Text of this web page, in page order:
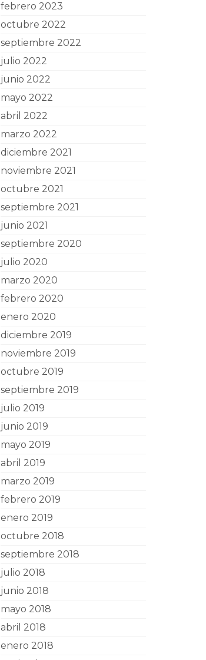
febrero 2023
octubre 2022
septiembre 2022
julio 2022
junio 2022
mayo 2022
abril 2022
marzo 2022
diciembre 2021
noviembre 2021
octubre 2021
septiembre 2021
junio 2021
septiembre 2020
julio 2020
marzo 2020
febrero 2020
enero 2020
diciembre 2019
noviembre 2019
octubre 2019
septiembre 2019
julio 2019
junio 2019
mayo 2019
abril 2019
marzo 2019
febrero 2019
enero 2019
octubre 2018
septiembre 2018
julio 2018
junio 2018
mayo 2018
abril 2018
enero 2018